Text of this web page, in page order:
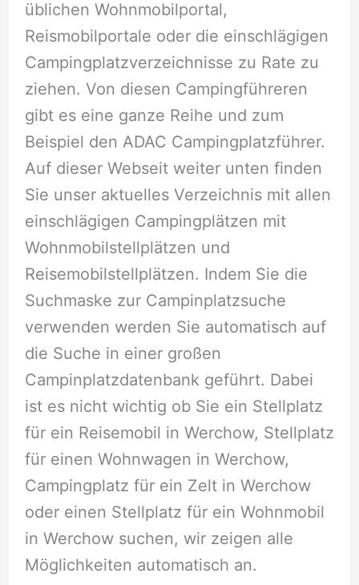
üblichen Wohnmobilportal,
Reismobilportale oder die einschlägigen
Campingplatzverzeichnisse zu Rate zu
ziehen. Von diesen Campingführeren
gibt es eine ganze Reihe und zum
Beispiel den ADAC Campingplatzführer.
Auf dieser Webseit weiter unten finden
Sie unser aktuelles Verzeichnis mit allen
einschlägigen Campingplätzen mit
Wohnmobilstellplätzen und
Reisemobilstellplätzen. Indem Sie die
Suchmaske zur Campinplatzsuche
verwenden werden Sie automatisch auf
die Suche in einer großen
Campinplatzdatenbank geführt. Dabei
ist es nicht wichtig ob Sie ein Stellplatz
für ein Reisemobil in Werchow, Stellplatz
für einen Wohnwagen in Werchow,
Campingplatz für ein Zelt in Werchow
oder einen Stellplatz für ein Wohnmobil
in Werchow suchen, wir zeigen alle
Möglichkeiten automatisch an.